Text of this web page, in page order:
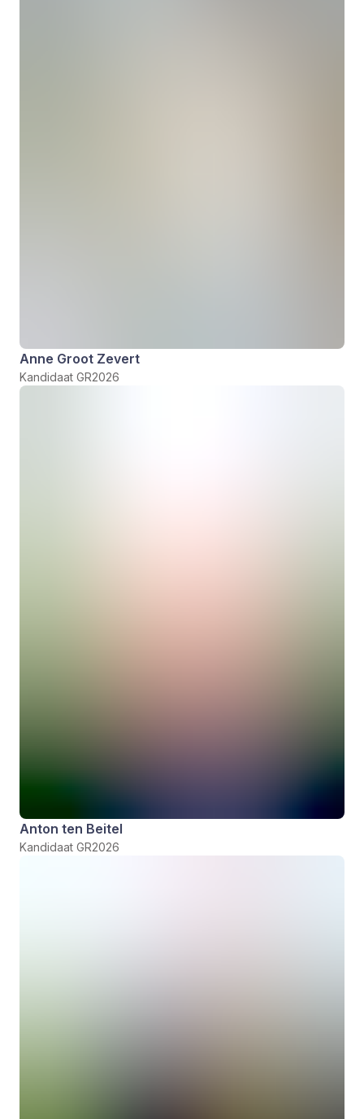
Anne Groot Zevert
Kandidaat GR2026
Anton ten Beitel
Kandidaat GR2026